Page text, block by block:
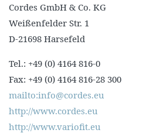
Cordes GmbH & Co. KG
Weißenfelder Str. 1
D-21698 Harsefeld
Tel.: +49 (0) 4164 816-0
Fax: +49 (0) 4164 816-28 300
mailto:info@cordes.eu
http://www.cordes.eu
http://www.variofit.eu